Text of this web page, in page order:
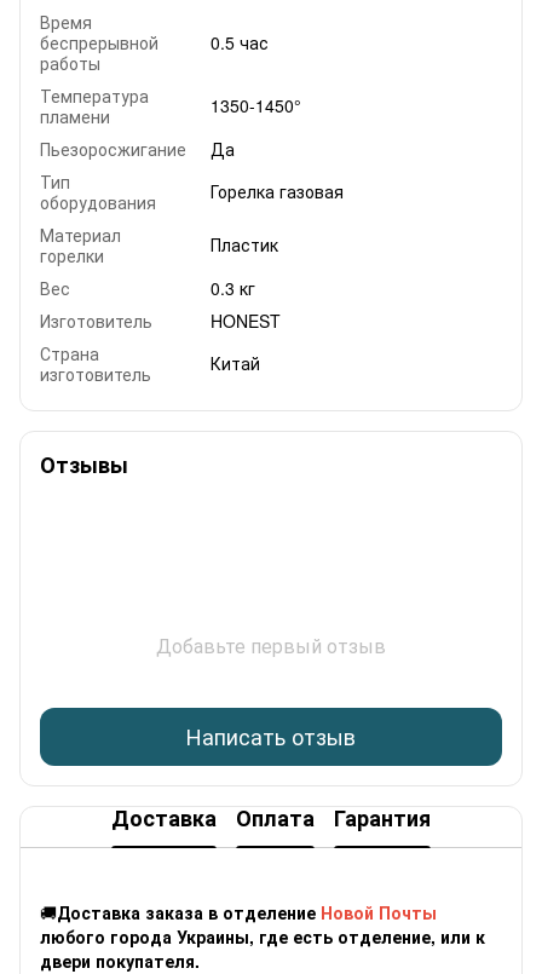
Время
беспрерывной
работы
0.5 час
Температура
пламени
1350-1450°
Пьезоросжигание
Да
Тип
оборудования
Горелка газовая
Материал
горелки
Пластик
Вес
0.3 кг
Изготовитель
HONEST
Страна
изготовитель
Китай
Отзывы
Добавьте первый отзыв
Написать отзыв
Доставка Оплата Гарантия
🚚Доставка заказа в отделение Новой Почты
любого города Украины, где есть отделение, или к
двери покупателя.